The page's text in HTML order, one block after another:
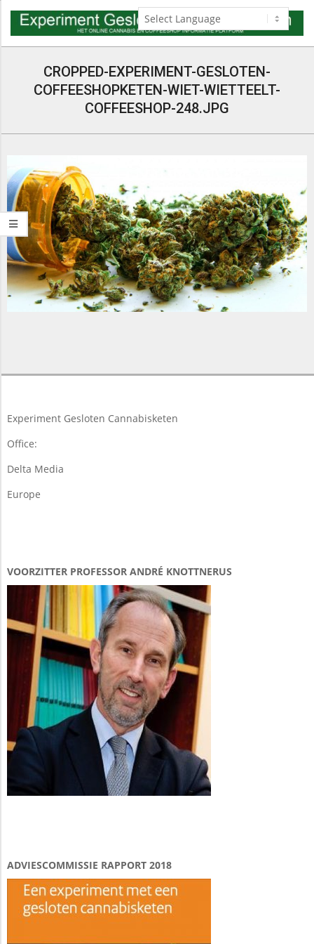
Skip
content
CROPPED-EXPERIMENT-GESLOTEN-
COFFEESHOPKETEN-WIET-WIETTEELT-
COFFEESHOP-248.JPG
03-
Experiment Gesloten Cannabisketen
Office:
Delta Media
Europe
VOORZITTER PROFESSOR ANDRÉ KNOTTNERUS
ADVIESCOMMISSIE RAPPORT 2018